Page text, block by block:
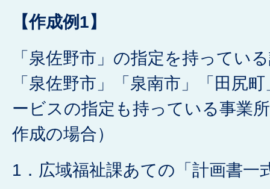
【作成例1】
「泉佐野市」の指定を持ってい
「泉佐野市」「泉南市」「田尻
ービスの指定も持っている事業
作成の場合）
1．広域福祉課あての「計画書一